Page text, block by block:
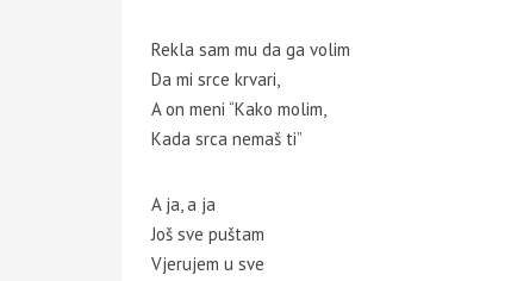
Rekla sam mu da ga volim
Da mi srce krvari,
A on meni “Kako molim,
Kada srca nemaš ti”
A ja, a ja
Još sve puštam
Vjerujem u sve